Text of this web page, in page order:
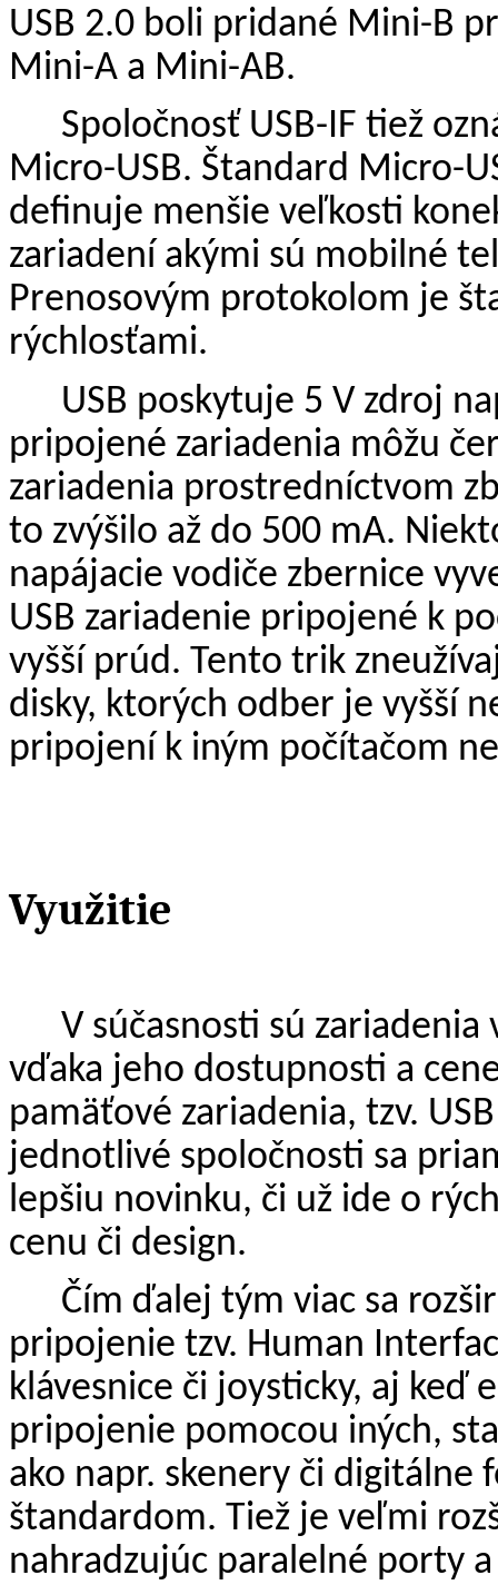
USB 2.0 boli pridané Mini-B
Mini-A a Mini-AB.
Spoločnosť USB-IF tiež
Micro-USB. Štandard Micro-
definuje menšie veľkosti
zariadení akými sú mobilné
Prenosovým protokolom je
rýchlosťami.
USB poskytuje 5 V zdroj
pripojené zariadenia môžu
zariadenia prostredníctvom
to zvýšilo až do 500 mA.
napájacie vodiče zbernice
USB zariadenie pripojené k
vyšší prúd. Tento trik
disky, ktorých odber je vyšší
pripojení k iným počítačom
Využitie
V súčasnosti sú
vďaka jeho dostupnosti a
pamäťové zariadenia, tzv.
jednotlivé spoločnosti sa
lepšiu novinku, či už ide o
cenu či design.
Čím ďalej tým viac sa
pripojenie tzv. Human
klávesnice či joysticky, aj keď
pripojenie pomocou iných,
ako napr. skenery či digitálne
štandardom. Tiež je veľmi
nahradzujúc paralelné porty